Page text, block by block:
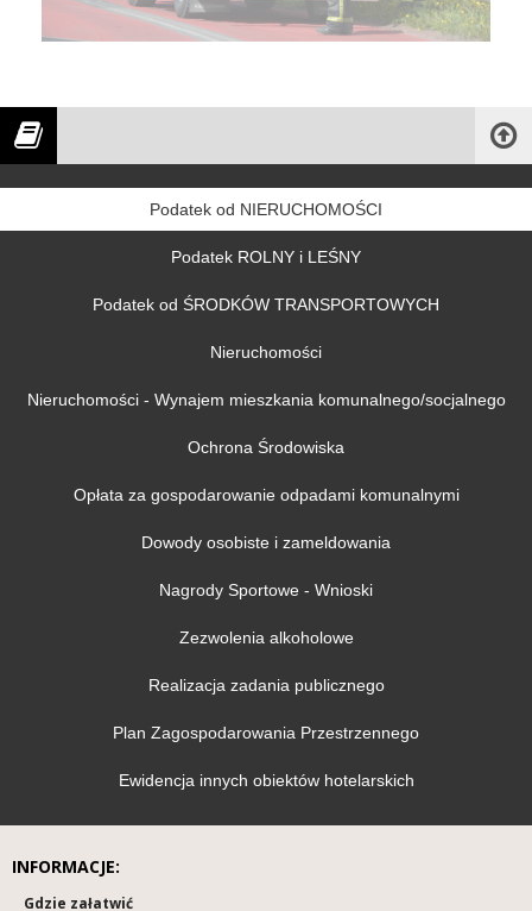
Podatek od NIERUCHOMOŚCI
Podatek ROLNY i LEŚNY
Podatek od ŚRODKÓW TRANSPORTOWYCH
Nieruchomości
Nieruchomości - Wynajem mieszkania komunalnego/socjalnego
Ochrona Środowiska
Opłata za gospodarowanie odpadami komunalnymi
Dowody osobiste i zameldowania
Nagrody Sportowe - Wnioski
Zezwolenia alkoholowe
Realizacja zadania publicznego
Plan Zagospodarowania Przestrzennego
Ewidencja innych obiektów hotelarskich
INFORMACJE:
Gdzie załatwić